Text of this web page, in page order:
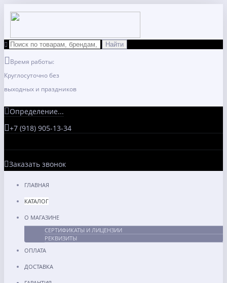
Время работы:
Круглосуточно без
выходных и праздников
Определение...
+7 (918) 905-13-34
Заказать звонок
ГЛАВНАЯ
КАТАЛОГ
О МАГАЗИНЕ
СЕРТИФИКАТЫ И ЛИЦЕНЗИИ
РЕКВИЗИТЫ
ОПЛАТА
ДОСТАВКА